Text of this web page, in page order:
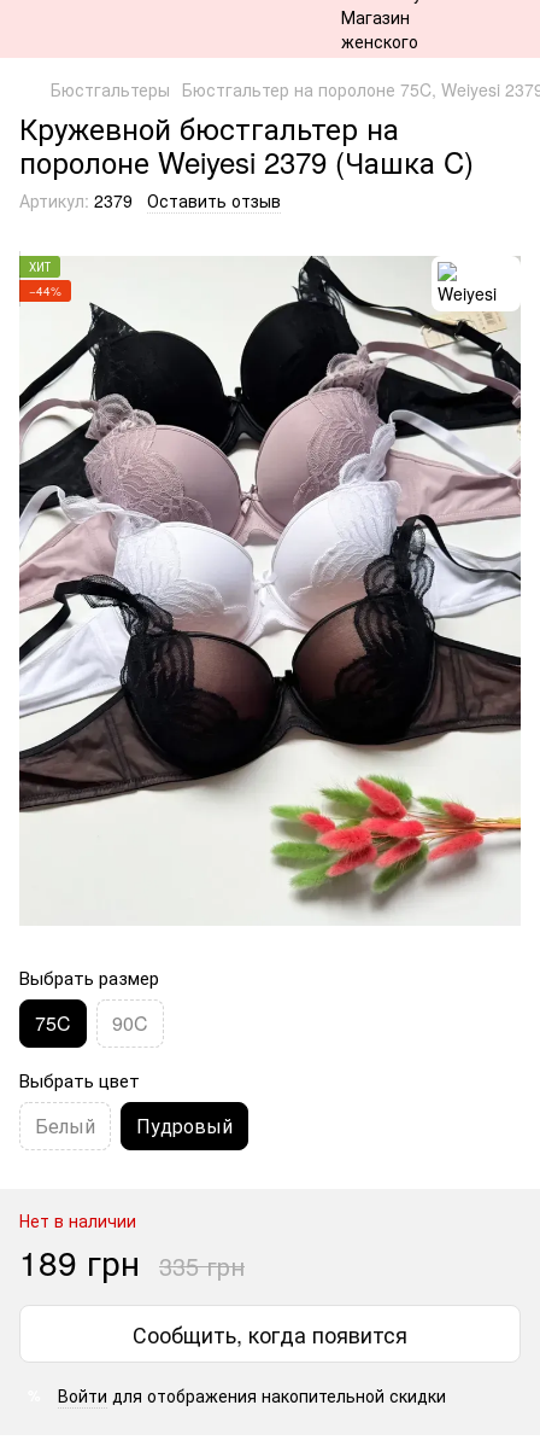
Бюстгальтеры Бюстгальтер на поролоне 75C, Weiyesi
Кружевной бюстгальтер на
поролоне Weiyesi 2379 (Чашка C)
Артикул: 2379 Оставить отзыв
ХИТ
−44%
Выбрать размер
75C 90C
Выбрать цвет
Белый Пудровый
Нет в наличии
189 грн 335 грн
Сообщить, когда появится
Войти для отображения накопительной скидки